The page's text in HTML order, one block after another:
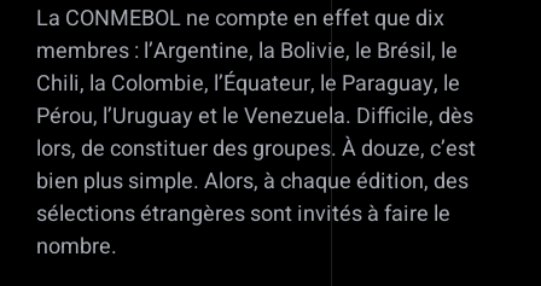
La CONMEBOL ne compte en effet que dix
membres : l’Argentine, la Bolivie, le Brésil, le
Chili, la Colombie, l’Équateur, le Paraguay, le
Pérou, l’Uruguay et le Venezuela. Difficile, dès
lors, de constituer des groupes. À douze, c’est
bien plus simple. Alors, à chaque édition, des
sélections étrangères sont invités à faire le
nombre.